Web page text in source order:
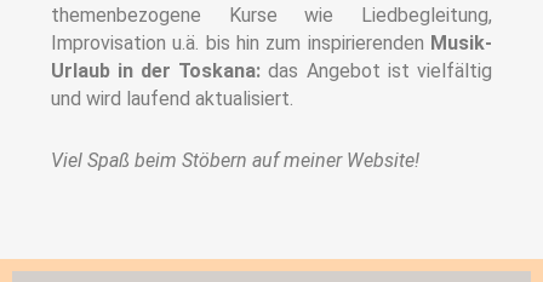
themenbezogene Kurse wie Liedbegleitung,
Improvisation u.ä. bis hin zum inspirierenden Musik-
Urlaub in der Toskana: das Angebot ist vielfältig
und wird laufend aktualisiert.
Viel Spaß beim Stöbern auf meiner Website!